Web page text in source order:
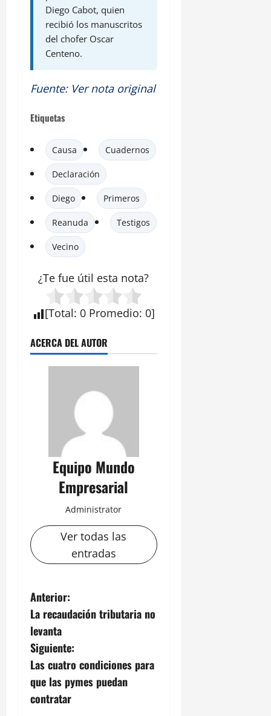
Diego Cabot, quien
recibió los manuscritos
del chofer Oscar
Centeno.
Fuente: Ver nota original
Etiquetas
Causa Cuadernos
Declaración
Diego Primeros
Reanuda Testigos
Vecino
¿Te fue útil esta nota?
[Total: 0 Promedio: 0]
ACERCA DEL AUTOR
Equipo Mundo
Empresarial
Administrator
Ver todas las
entradas
N
a
v
e
g
Anterior:
La recaudación tributaria no
levanta
Siguiente:
Las cuatro condiciones para
que las pymes puedan
contratar